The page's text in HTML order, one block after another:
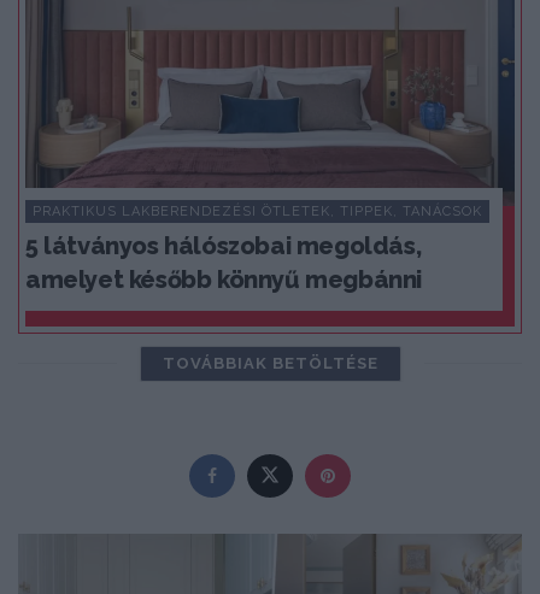
PRAKTIKUS LAKBERENDEZÉSI ÖTLETEK, TIPPEK, TANÁCSOK
5 látványos hálószobai megoldás,
amelyet később könnyű megbánni
TOVÁBBIAK BETÖLTÉSE